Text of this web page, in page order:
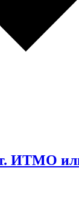
ИТМО